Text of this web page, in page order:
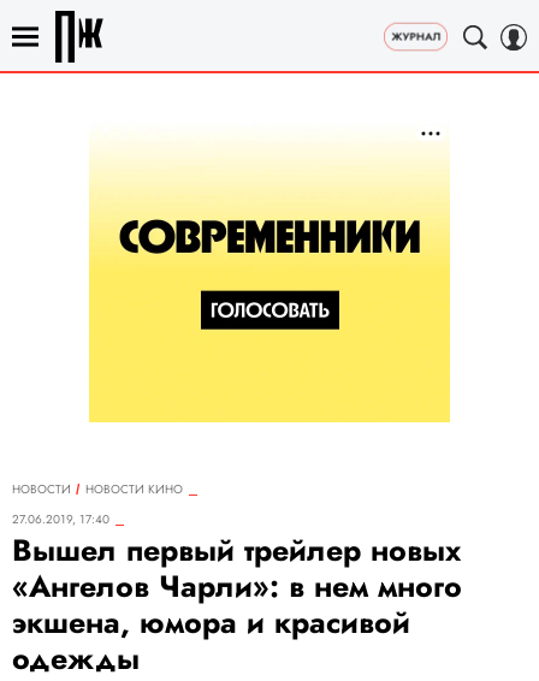
НОВОСТИ
НОВОСТИ КИНО
27.06.2019, 17:40
Вышел первый трейлер новых
«Ангелов Чарли»: в нем много
экшена, юмора и красивой
одежды